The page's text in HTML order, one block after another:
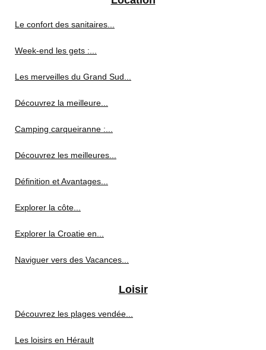
Le confort des sanitaires...
Week-end les gets :...
Les merveilles du Grand Sud...
Découvrez la meilleure...
Camping carqueiranne :...
Découvrez les meilleures...
Définition et Avantages...
Explorer la côte...
Explorer la Croatie en...
Naviguer vers des Vacances...
Loisir
Découvrez les plages vendée...
Les loisirs en Hérault